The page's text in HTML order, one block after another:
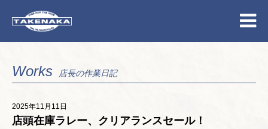
Works 店長の作業日記
2025年11月11日
店頭在庫ラレー、クリアランスセール！